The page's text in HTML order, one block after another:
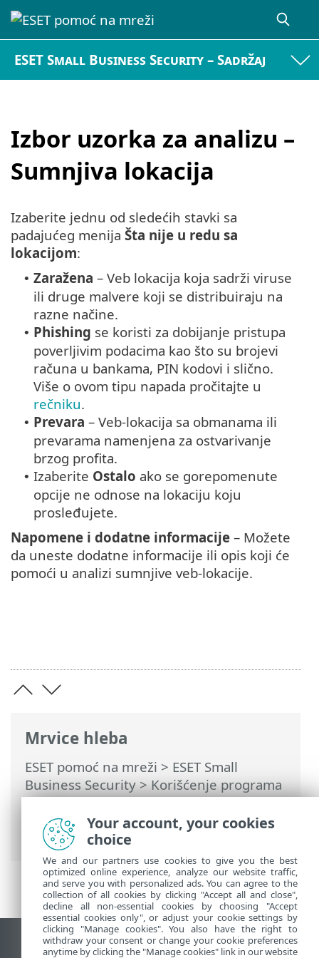
ESET Small Business Security – Sadržaj
Izbor uzorka za analizu –
Sumnjiva lokacija
Mrvice hleba
ESET pomoć na mreži > ESET Small
Business Security>Korišćenje programa
ESET Small Business Security>Alatke>
Izbor uzorka za analizu> Izbor uzorka za
analizu – Sumnjiva lokacija
Izaberite jednu od sledećih stavki sa
padajućeg menija Šta nije u redu sa
lokacijom:
• Zaražena – Veb lokacija koja sadrži viruse
ili druge malvere koji se distribuiraju na
razne načine.
• Phishing se koristi za dobijanje pristupa
poverljivim podacima kao što su brojevi
računa u bankama, PIN kodovi i slično.
Više o ovom tipu napada pročitajte u
rečniku.
• Prevara – Veb-lokacija sa obmanama ili
prevarama namenjena za ostvarivanje
brzog profita.
• Izaberite Ostalo ako se gorepomenute
opcije ne odnose na lokaciju koju
prosleđujete.
Napomene i dodatne informacije – Možete
da uneste dodatne informacije ili opis koji će
pomoći u analizi sumnjive veb-lokacije.
Prikaži lokaciju za računare
Your account, your cookies
choice
We and our partners use cookies to give you the best
optimized online experience, analyze our website traffic,
and serve you with personalized ads. You can agree to the
collection of all cookies by clicking "Accept all and close",
decline all non-essential cookies by choosing "Accept
essential cookies only", or adjust your cookie settings by
clicking "Manage cookies". You also have the right to
withdraw your consent or change your cookie preferences
anytime by clicking the "Manage cookies" link in our website